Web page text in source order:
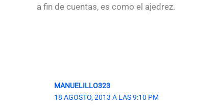
a fin de cuentas, es como el ajedrez.
MANUELILLO323
18 AGOSTO, 2013 A LAS 9:10 PM